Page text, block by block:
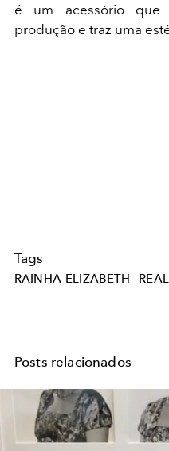
é um acessório que
produção e traz uma
Tags
RAINHA-ELIZABETH
Posts relacionados